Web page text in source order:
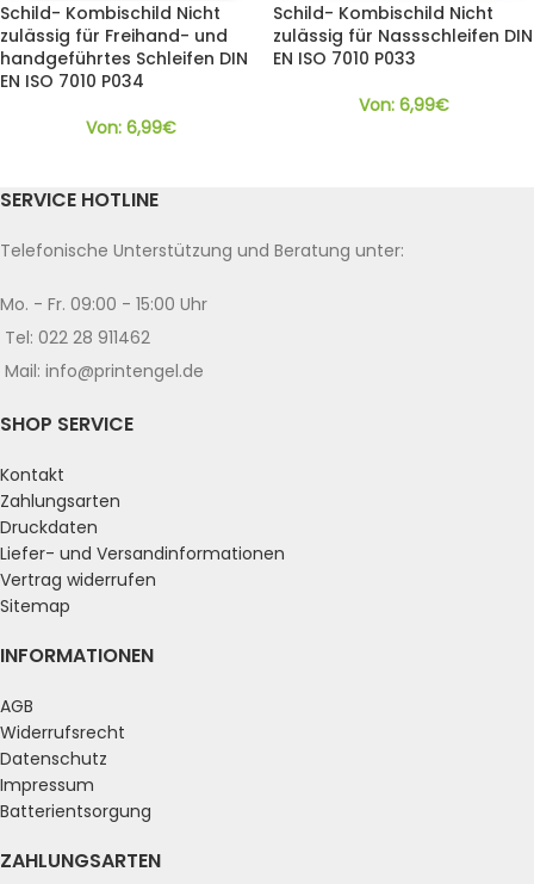
Schild- Kombischild Nicht
zulässig für Freihand- und
handgeführtes Schleifen DIN
EN ISO 7010 P034
Von: 6,99€
Schild- Kombischild Nicht
zulässig für Nassschleifen DIN
EN ISO 7010 P033
Von: 6,99€
SERVICE HOTLINE
Telefonische Unterstützung und Beratung unter:
Mo. - Fr. 09:00 - 15:00 Uhr
Tel: 022 28 911462
Mail: info@printengel.de
SHOP SERVICE
Kontakt
Zahlungsarten
Druckdaten
Liefer- und Versandinformationen
Vertrag widerrufen
Sitemap
INFORMATIONEN
AGB
Widerrufsrecht
Datenschutz
Impressum
Batterientsorgung
ZAHLUNGSARTEN